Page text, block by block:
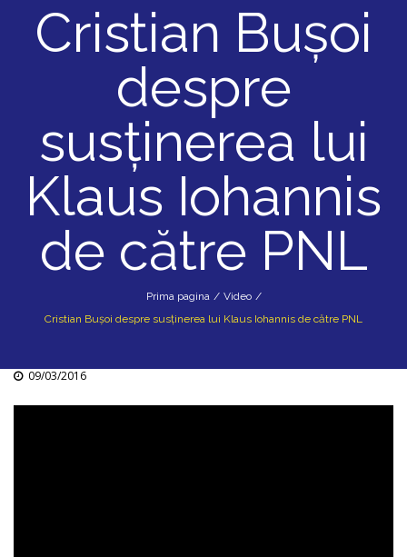
Cristian Bușoi
despre
susținerea lui
Klaus Iohannis
de către PNL
Prima pagina / Video /
Cristian Bușoi despre susținerea lui Klaus Iohannis de către PNL
09/03/2016